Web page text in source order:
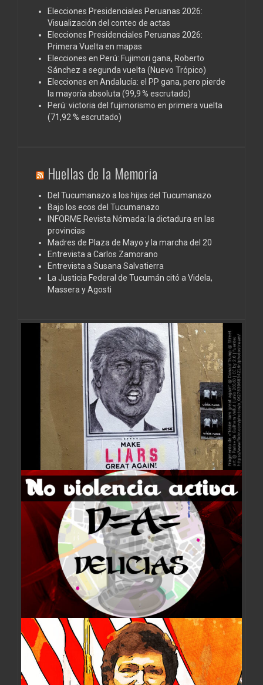
Elecciones Presidenciales Peruanas 2026:
Visualización del conteo de actas
Elecciones Presidenciales Peruanas 2026:
Primera Vuelta en mapas
Elecciones en Perú: Fujimori gana, Roberto
Sánchez a segunda vuelta (Nuevo Trópico)
Elecciones en Andalucía: el PP gana, pero pierde
la mayoría absoluta (99,9 % escrutado)
Perú: victoria del fujimorismo en primera vuelta
(71,92 % escrutado)
Huellas de la Memoria
Del Tucumanazo a los hijxs del Tucumanazo
Bajo los ecos del Tucumanazo
INFORME Revista Nómada: la dictadura en las
provincias
Madres de Plaza de Mayo y la marcha del 20
Entrevista a Carlos Zamorano
Entrevista a Susana Salvatierra
La Justicia Federal de Tucumán citó a Videla,
Massera y Agosti